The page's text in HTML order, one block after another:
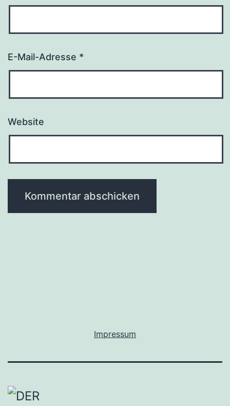
E-Mail-Adresse *
Website
Impressum